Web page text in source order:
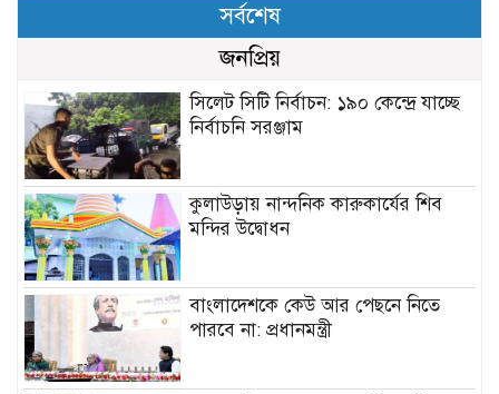
সর্বশেষ
জনপ্রিয়
সিলেট সিটি নির্বাচন: ১৯০ কেন্দ্রে যাচ্ছে
নির্বাচনি সরঞ্জাম
কুলাউড়ায় নান্দনিক কারুকার্যের শিব
মন্দির উদ্বোধন
বাংলাদেশকে কেউ আর পেছনে নিতে
পারবে না: প্রধানমন্ত্রী